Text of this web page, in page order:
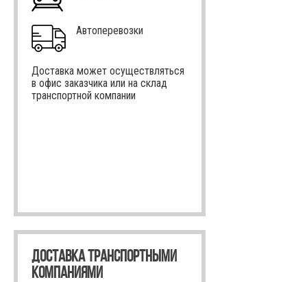
Автоперевозки
Доставка может осуществляться
в офис заказчика или на склад
транспортной компании
ДОСТАВКА ТРАНСПОРТНЫМИ
КОМПАНИЯМИ